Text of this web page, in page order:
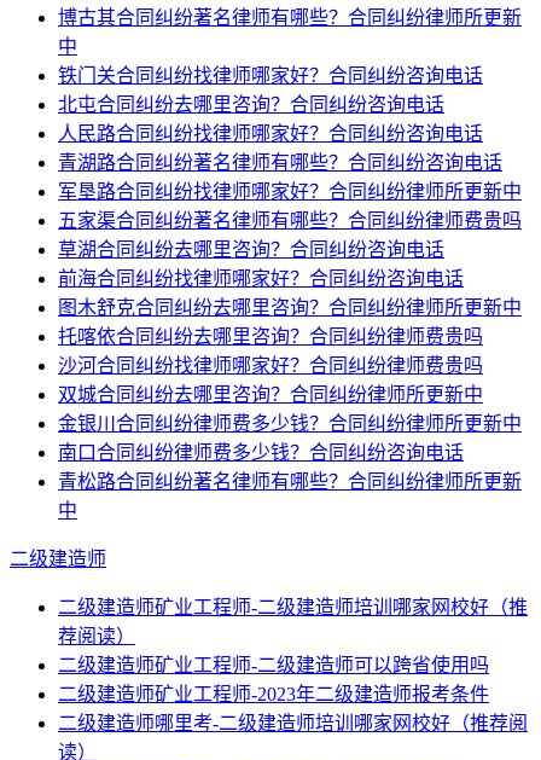
博古其合同纠纷著名律师有哪些？合同纠纷律师所更新
中
铁门关合同纠纷找律师哪家好？合同纠纷咨询电话
北屯合同纠纷去哪里咨询？合同纠纷咨询电话
人民路合同纠纷找律师哪家好？合同纠纷咨询电话
青湖路合同纠纷著名律师有哪些？合同纠纷咨询电话
军垦路合同纠纷找律师哪家好？合同纠纷律师所更新中
五家渠合同纠纷著名律师有哪些？合同纠纷律师费贵吗
草湖合同纠纷去哪里咨询？合同纠纷咨询电话
前海合同纠纷找律师哪家好？合同纠纷咨询电话
图木舒克合同纠纷去哪里咨询？合同纠纷律师所更新中
托喀依合同纠纷去哪里咨询？合同纠纷律师费贵吗
沙河合同纠纷找律师哪家好？合同纠纷律师费贵吗
双城合同纠纷去哪里咨询？合同纠纷律师所更新中
金银川合同纠纷律师费多少钱？合同纠纷律师所更新中
南口合同纠纷律师费多少钱？合同纠纷咨询电话
青松路合同纠纷著名律师有哪些？合同纠纷律师所更新
中
二级建造师
二级建造师矿业工程师-二级建造师培训哪家网校好（推
荐阅读）
二级建造师矿业工程师-二级建造师可以跨省使用吗
二级建造师矿业工程师-2023年二级建造师报考条件
二级建造师哪里考-二级建造师培训哪家网校好（推荐阅
读）